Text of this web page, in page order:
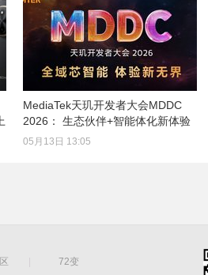
MediaTek天玑开发者大会MDDC
2026： 生态伙伴+智能体化新体验
05月13日 13:05
72变